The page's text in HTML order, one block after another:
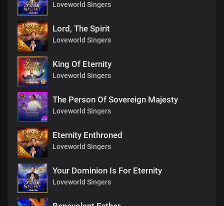
Loveworld Singers
Lord, The Spirit
Loveworld Singers
King Of Eternity
Loveworld Singers
The Person Of Sovereign Majesty
Loveworld Singers
Eternity Enthroned
Loveworld Singers
Your Dominion Is For Eternity
Loveworld Singers